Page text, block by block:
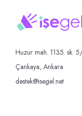
Huzur mah. 1135. sk.
Çankaya, Ankara
destek@isegel.net